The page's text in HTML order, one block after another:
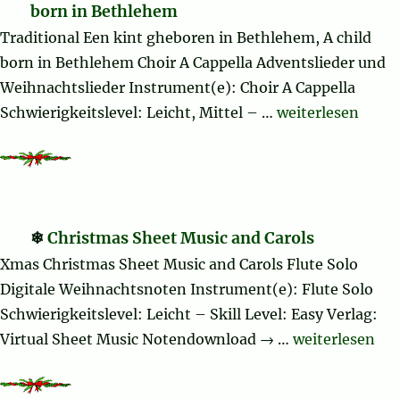
born in Bethlehem
Traditional Een kint gheboren in Bethlehem, A child
born in Bethlehem Choir A Cappella Adventslieder und
Weihnachtslieder Instrument(e): Choir A Cappella
Schwierigkeitslevel: Leicht, Mittel – …„Een kint
weiterlesen
Christmas Sheet Music and Carols
Xmas Christmas Sheet Music and Carols Flute Solo
Digitale Weihnachtsnoten Instrument(e): Flute Solo
Schwierigkeitslevel: Leicht – Skill Level: Easy Verlag:
Virtual Sheet Music Notendownload → …„Christmas
weiterlesen